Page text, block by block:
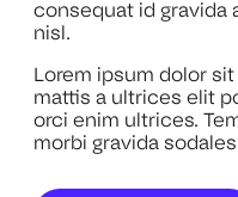
consequat id gravida
nisl.
Lorem ipsum dolor
mattis a ultrices elit
orci enim ultrices.
morbi gravida